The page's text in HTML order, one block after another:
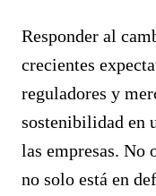
Responder al
crecientes
reguladores y
sostenibilidad en
las empresas. No
no solo está en